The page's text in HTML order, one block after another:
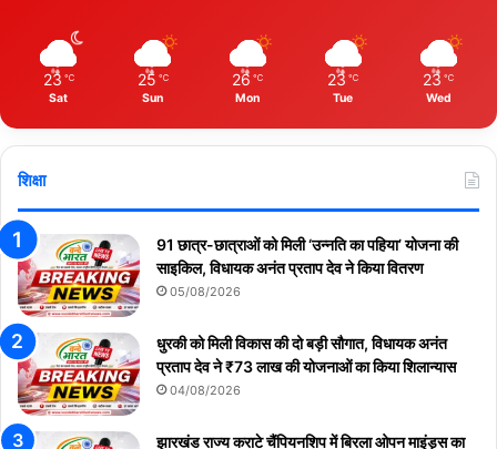
23 ℃
Sat
25 ℃
Sun
26 ℃
Mon
23 ℃
Tue
23 ℃
Wed
शिक्षा
91 छात्र-छात्राओं को मिली ‘उन्नति का पहिया’ योजना की
साइकिल, विधायक अनंत प्रताप देव ने किया वितरण
05/08/2026
धुरकी को मिली विकास की दो बड़ी सौगात, विधायक अनंत
प्रताप देव ने ₹73 लाख की योजनाओं का किया शिलान्यास
04/08/2026
झारखंड राज्य कराटे चैंपियनशिप में बिरला ओपन माइंड्स का